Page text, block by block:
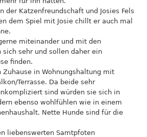
der Katzenfreundschaft und Josies Fels
dem Spiel mit Josie chillt er auch mal
miteinander und mit den
sich sehr und sollen daher ein
finden.
Zuhause in Wohnungshaltung mit
Terrasse. Da beide sehr
sind würden sie sich in
ebenso wohlfühlen wie in einem
Nette Hunde sind für die
liebenswerten Samtpfoten